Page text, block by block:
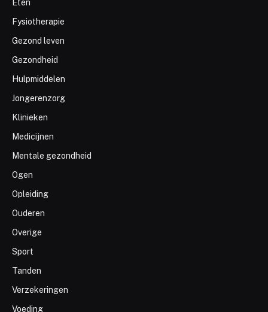
Eten
Fysiotherapie
Gezond leven
Gezondheid
Hulpmiddelen
Jongerenzorg
Klinieken
Medicijnen
Mentale gezondheid
Ogen
Opleiding
Ouderen
Overige
Sport
Tanden
Verzekeringen
Voeding